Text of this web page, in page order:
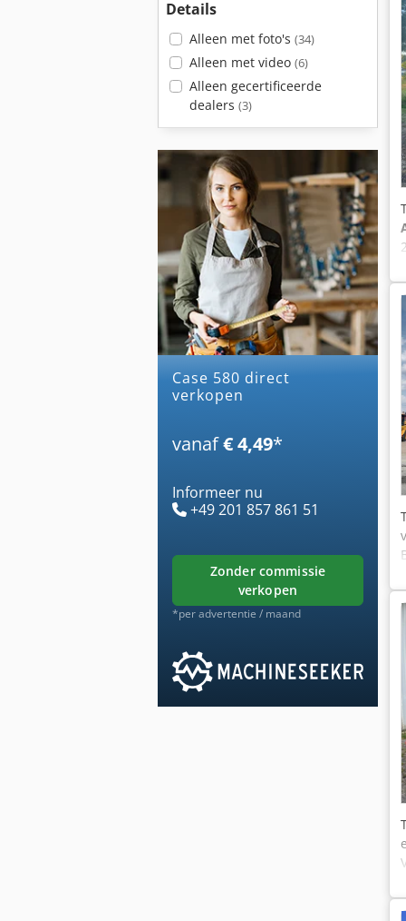
Details
Alleen met foto's (34)
Alleen met video (6)
Alleen gecertificeerde
dealers (3)
case 580 direct
verkopen
vanaf€ 4,49*
Informeer nu
+49 201 857 861 51
zonder commissie
verkopen
*per advertentie / maand